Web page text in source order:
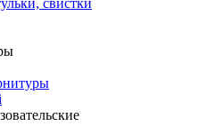
свистки